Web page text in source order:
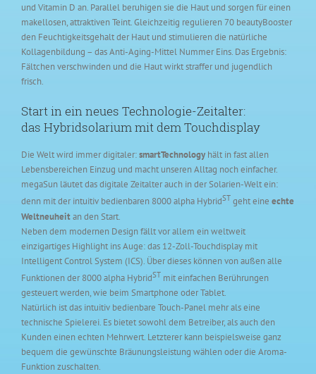
und Vitamin D an. Parallel beruhigen sie die Haut und sorgen für einen
makellosen, attraktiven Teint. Gleichzeitig regulieren 70 beautyBooster
den Feuchtigkeitsgehalt der Haut und stimulieren die natürliche
Kollagenbildung – das Anti-Aging-Mittel Nummer Eins. Das Ergebnis:
Fältchen verschwinden und die Haut wirkt straffer und jugendlich
frisch.
Start in ein neues Technologie-Zeitalter:
das Hybridsolarium mit dem Touchdisplay
Die Welt wird immer digitaler:smartTechnology hält in fast allen
Lebensbereichen Einzug und macht unseren Alltag noch einfacher.
megaSun läutet das digitale Zeitalter auch in der Solarien-Welt ein:
denn mit der intuitiv bedienbaren 8000 alpha HybridST geht eine echte
Weltneuheitan den Start.
Neben dem modernen Design fällt vor allem ein weltweit
einzigartiges Highlight ins Auge: das 12-Zoll-Touchdisplay mit
Intelligent Control System (ICS). Über dieses können von außen alle
Funktionen der 8000 alpha HybridST mit einfachen Berührungen
gesteuert werden, wie beim Smartphone oder Tablet.
Natürlich ist das intuitiv bedienbare Touch-Panel mehr als eine
technische Spielerei. Es bietet sowohl dem Betreiber, als auch den
Kunden einen echten Mehrwert. Letzterer kann beispielsweise ganz
bequem die gewünschte Bräunungsleistung wählen oder die Aroma-
Funktion zuschalten.